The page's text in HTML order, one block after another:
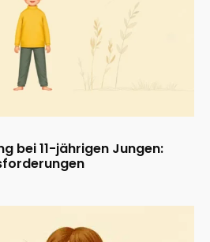
bei 11-jährigen Jungen: